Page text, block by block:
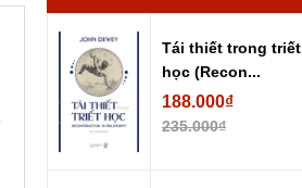
Tái thiết trong triết
học (Recon...
188.000₫
235.000₫